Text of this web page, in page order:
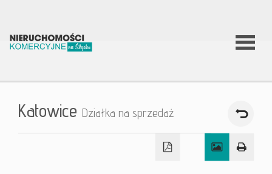
O firmie
Katowice Działka na sprzedaż